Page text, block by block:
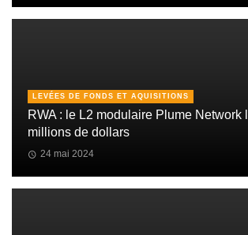
LEVÉES DE FONDS ET AQUISITIONS
RWA : le L2 modulaire Plume Network
millions de dollars
24 mai 2024